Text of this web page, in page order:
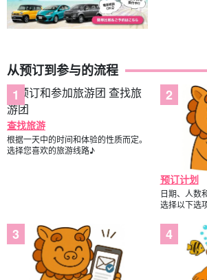
从预订到参与的流程
查找旅游
根据一天中的时间和体验的性质而定。
选择您喜欢的旅游线路♪
预订计划
日期、人数
选择以下选